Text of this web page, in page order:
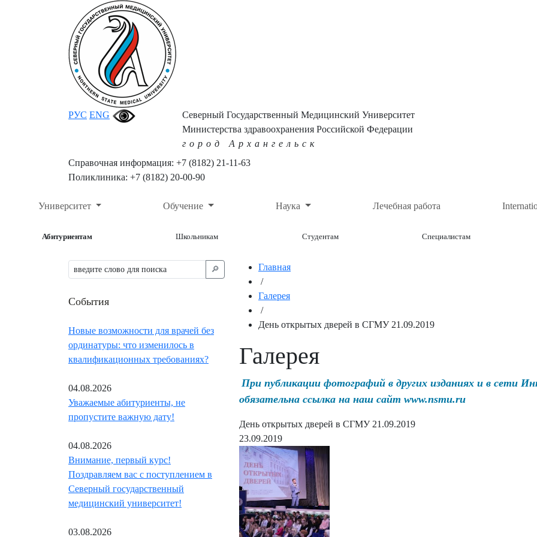
РУС ENG
Северный Государственный Медицинский Университет
Министерства здравоохранения Российской Федерации
город Архангельск
Справочная информация: +7 (8182) 21-11-63
Поликлиника: +7 (8182) 20-00-90
Университет Обучение Наука Лечебная работа
Абитуриентам Школьникам Студентам Специалистам
🔎︎
События
Новые возможности для врачей без
ординатуры: что изменилось в
квалификационных требованиях?
04.08.2026
Уважаемые абитуриенты, не
пропустите важную дату!
04.08.2026
Внимание, первый курс!
Поздравляем вас с поступлением в
Северный государственный
медицинский университет!
03.08.2026
Главная
/
Галерея
/
День открытых дверей в СГМУ 21.09.2019
Галерея
При публикации фотографий в других изданиях и в сети
обязательна ссылка на наш сайт www.nsmu.ru
День открытых дверей в СГМУ 21.09.2019
23.09.2019